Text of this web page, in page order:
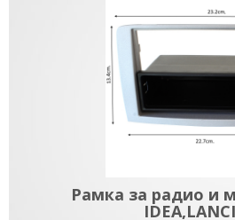
Рамка за радио и